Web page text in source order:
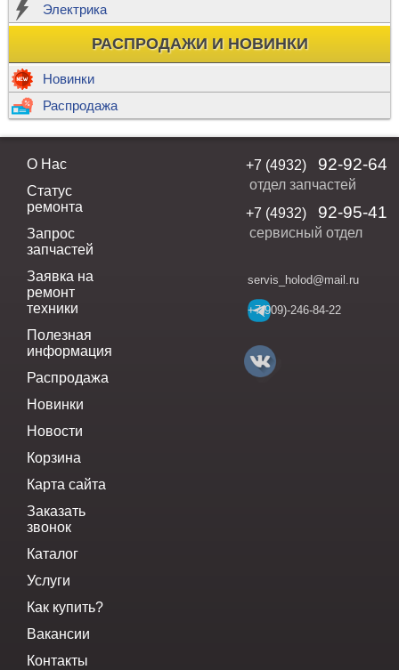
Электрика
РАСПРОДАЖИ И НОВИНКИ
Новинки
Распродажа
О Нас
Статус
ремонта
Запрос
запчастей
Заявка на
ремонт
техники
Полезная
информация
Распродажа
Новинки
Новости
Корзина
Карта сайта
Заказать
звонок
Каталог
Услуги
Как купить?
Вакансии
Контакты
+7 (4932) 92-92-64
отдел запчастей
+7 (4932)
92-95-41
сервисный отдел
servis_holod@mail.ru
+7(909)-246-84-22